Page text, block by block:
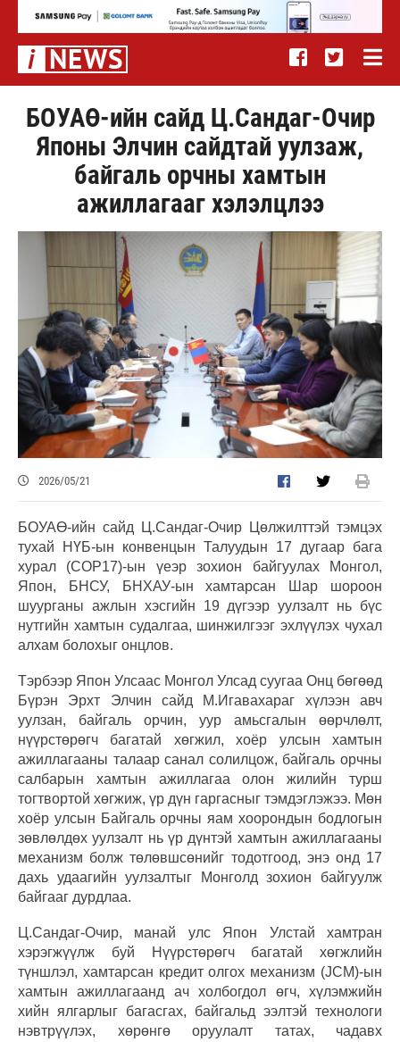
БОУАӨ-ийн сайд Ц.Сандаг-Очир
Японы Элчин сайдтай уулзаж,
байгаль орчны хамтын
ажиллагааг хэлэлцлээ
2026/05/21
БОУАӨ-ийн сайд Ц.Сандаг-Очир Цөлжилттэй тэмцэх
тухай НҮБ-ын конвенцын Талуудын 17 дугаар бага
хурал (COP17)-ын үеэр зохион байгуулах Монгол,
Япон, БНСУ, БНХАУ-ын хамтарсан Шар шороон
шуурганы ажлын хэсгийн 19 дүгээр уулзалт нь бүс
нутгийн хамтын судалгаа, шинжилгээг эхлүүлэх чухал
алхам болохыг онцлов.
Тэрбээр Япон Улсаас Монгол Улсад суугаа Онц бөгөөд
Бүрэн Эрхт Элчин сайд М.Игавахараг хүлээн авч
уулзан, байгаль орчин, уур амьсгалын өөрчлөлт,
нүүрстөрөгч багатай хөгжил, хоёр улсын хамтын
ажиллагааны талаар санал солилцож, байгаль орчны
салбарын хамтын ажиллагаа олон жилийн турш
тогтвортой хөгжиж, үр дүн гаргасныг тэмдэглэжээ. Мөн
хоёр улсын Байгаль орчны яам хоорондын бодлогын
зөвлөлдөх уулзалт нь үр дүнтэй хамтын ажиллагааны
механизм болж төлөвшсөнийг тодотгоод, энэ онд 17
дахь удаагийн уулзалтыг Монголд зохион байгуулж
байгааг дурдлаа.
Ц.Сандаг-Очир, манай улс Япон Улстай хамтран
хэрэгжүүлж буй Нүүрстөрөгч багатай хөгжлийн
түншлэл, хамтарсан кредит олгох механизм (JCM)-ын
хамтын ажиллагаанд ач холбогдол өгч, хүлэмжийн
хийн ялгарлыг багасгах, байгальд ээлтэй технологи
нэвтрүүлэх, хөрөнгө оруулалт татах, чадавх